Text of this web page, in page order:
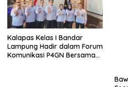
Kalapas Kelas I Bandar
Lampung Hadir dalam Forum
Komunikasi P4GN Bersama